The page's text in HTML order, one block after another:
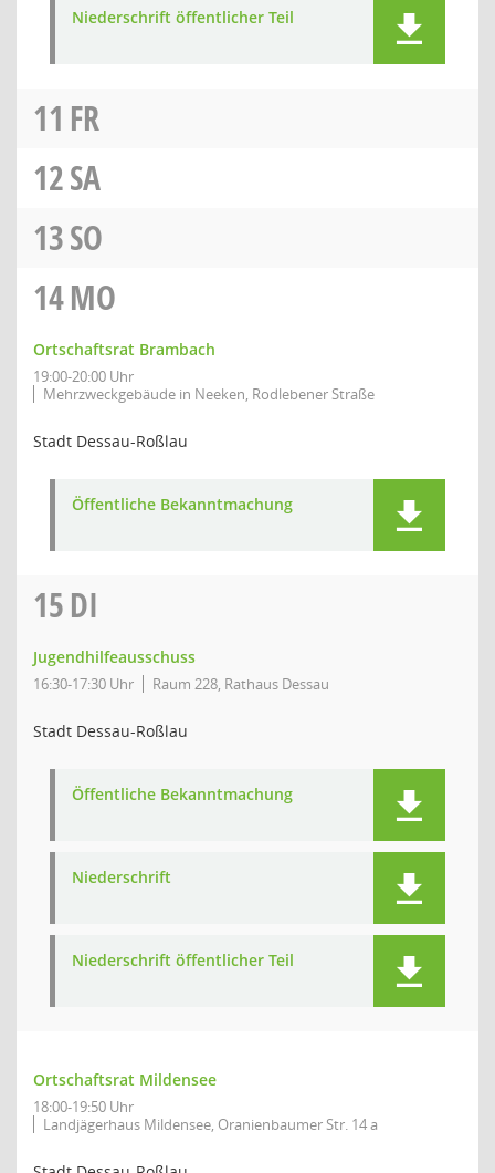
Niederschrift öffentlicher Teil
11 FR
12SA
13SO
14MO
Ortschaftsrat Brambach
19:00-20:00 Uhr
Mehrzweckgebäude in Neeken, Rodlebener Straße
Stadt Dessau-Roßlau
Öffentliche Bekanntmachung
15DI
Jugendhilfeausschuss
16:30-17:30 Uhr Raum 228, Rathaus Dessau
Stadt Dessau-Roßlau
Öffentliche Bekanntmachung
Niederschrift
Niederschrift öffentlicher Teil
Ortschaftsrat Mildensee
18:00-19:50 Uhr
Landjägerhaus Mildensee, Oranienbaumer Str. 14 a